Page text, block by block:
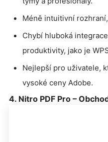
Méně intuitivní
Chybí hluboká
produktivity, jako je
Nejlepší pro uživatele,
vysoké ceny Adobe.
4. Nitro PDF Pro –